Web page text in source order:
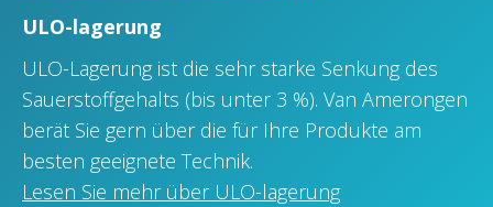
ULO-lagerung
ULO-Lagerung ist die sehr starke Senkung des
Sauerstoffgehalts (bis unter 3 %). Van Amerongen
berät Sie gern über die für Ihre Produkte am
besten geeignete Technik.
Lesen Sie mehr über ULO-lagerung